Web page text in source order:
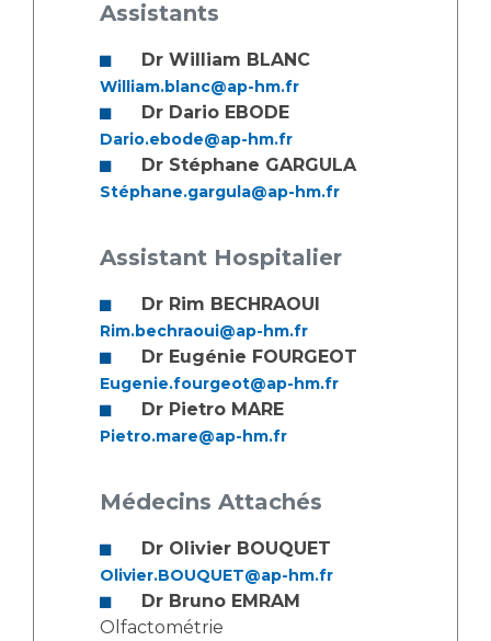
Assistants
Dr William BLANC
William.blanc@ap-hm.fr
Dr Dario EBODE
Dario.ebode@ap-hm.fr
Dr Stéphane GARGULA
Stéphane.gargula@ap-hm.fr
Assistant Hospitalier
Dr Rim BECHRAOUI
Rim.bechraoui@ap-hm.fr
Dr Eugénie FOURGEOT
Eugenie.fourgeot@ap-hm.fr
Dr Pietro MARE
Pietro.mare@ap-hm.fr
Médecins Attachés
Dr Olivier BOUQUET
Olivier.BOUQUET@ap-hm.fr
Dr Bruno EMRAM
Olfactométrie